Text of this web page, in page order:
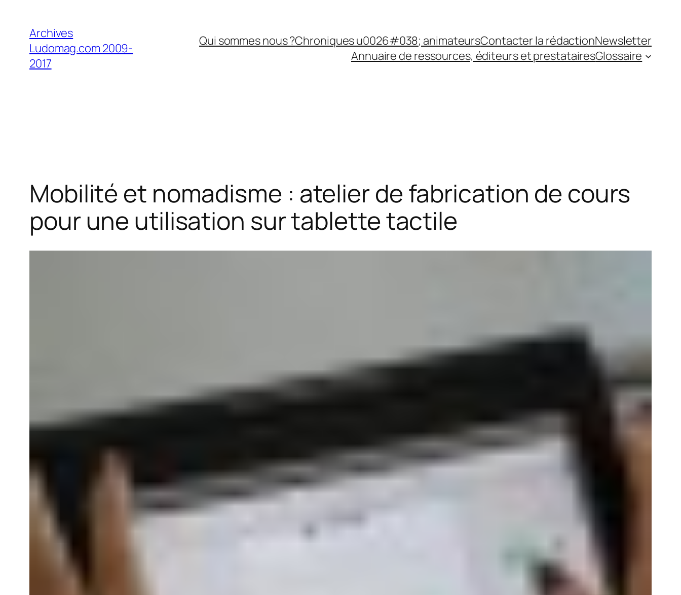
contenu
Archives
Ludomag.com 2009-
2017
Qui sommes nous ?Chroniques u0026#038; animateursContacter la rédactionNewsletter
Annuaire de ressources, éditeurs et prestatairesGlossaire
Mobilité et nomadisme : atelier de fabrication de cours
pour une utilisation sur tablette tactile